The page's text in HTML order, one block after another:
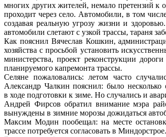
многих других жителей, немало претензий к
проходит через село. Автомобили, в том
создавая реальную угрозу жизни и
автомобили слетают с узкой трассы, тараня
Как пояснил Вячеслав Кошкин,
хозяйства с просьбой установить
министерства, проект реконструкции
планируемого капремонта трассы.
Селяне пожаловались: летом часто
Александр Чалкин пояснил: было
в ходе подготовки к зиме. Но случались и
Андрей Фирсов обратил внимание мэра
вынуждены в зимние морозы дожидаться
Максим Модин пообещал: на месте
трассе потребуется согласовать в Миндорстрое.